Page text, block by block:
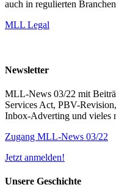
auch in regulierten
MLL Legal
Newsletter
MLL-News 03/22 mit
Services Act, PBV-
Inbox-Adverting und vieles
Zugang MLL-News 03/22
Jetzt anmelden!
Unsere Geschichte